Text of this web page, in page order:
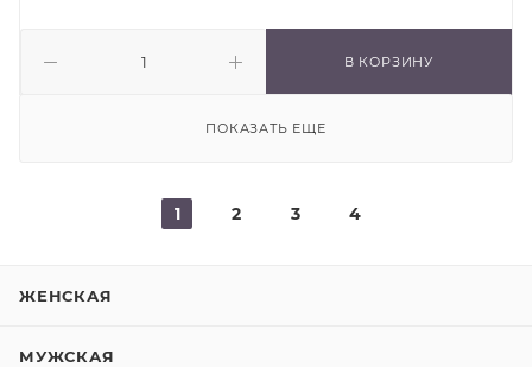
В КОРЗИНУ
ПОКАЗАТЬ ЕЩЕ
1 2 3 4
ЖЕНСКАЯ
МУЖСКАЯ